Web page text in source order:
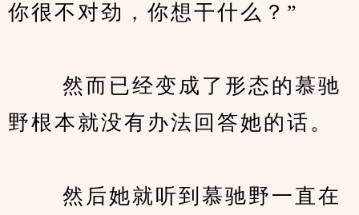
你很不对劲，你想干什么？”
然而已经变成了形态的慕驰
野根本就没有办法回答她的话。
然后她就听到慕驰野一直在